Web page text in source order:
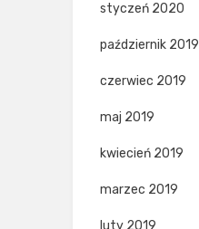
styczeń 2020
październik 2019
czerwiec 2019
maj 2019
kwiecień 2019
marzec 2019
luty 2019